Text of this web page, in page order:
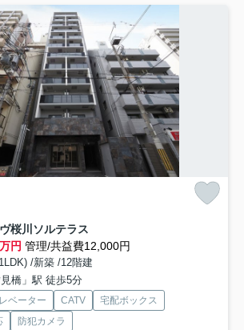
桜川ソルテラス
万円 管理/共益費12,000円
/新築 /12階建
橋」駅 徒歩5分
ベーター CATV
宅配ボックス
防犯カメラ